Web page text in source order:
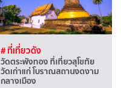
# ที่เที่ยวดัง
วัดตระพังทอง ที่เที่ยวสุโขทัย
วัดเก่าแก่ โบราณสถานงดงาม
กลางเมือง